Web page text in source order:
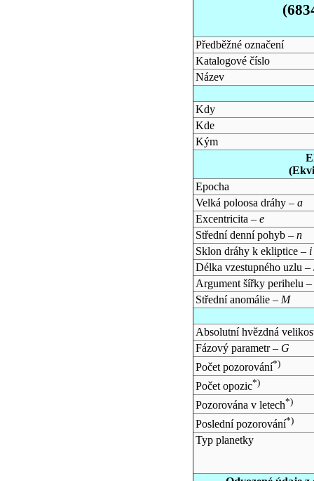
Předběžné označení
Katalogové číslo
Název
Kdy
Kde
Kým
Epocha
Velká poloosa dráhy –a
Excentricita –e
Střední denní pohyb –n
Sklon dráhy k ekliptice – i
Délka vzestupného uzlu –
Argument šířky perihelu
Střední anomálie – M
Absolutní hvězdná
Fázový parametr – G
Počet pozorování*)
Počet opozic*)
Pozorována v letech*)
Poslední pozorování*)
Typ planetky